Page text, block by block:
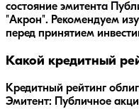
состояние эмитента
"Акрон". Рекомендуем
перед принятием
Какой кредитный
Кредитный рейтинг
Эмитент: Публичное